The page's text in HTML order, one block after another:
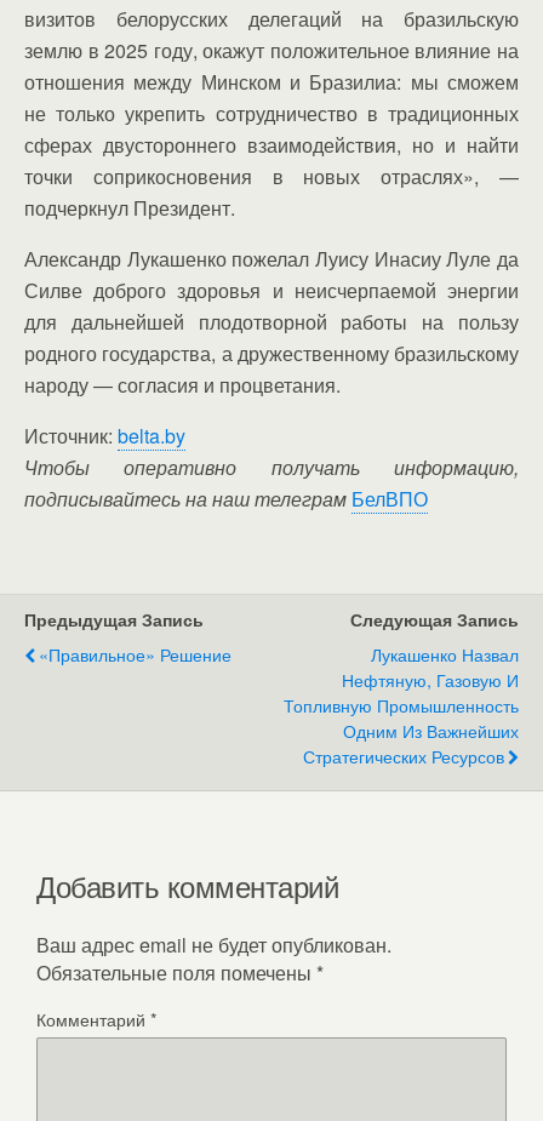
визитов белорусских делегаций на бразильскую
землю в 2025 году, окажут положительное влияние на
отношения между Минском и Бразилиа: мы сможем
не только укрепить сотрудничество в традиционных
сферах двустороннего взаимодействия, но и найти
точки соприкосновения в новых отраслях», —
подчеркнул Президент.
Александр Лукашенко пожелал Луису Инасиу Луле да
Силве доброго здоровья и неисчерпаемой энергии
для дальнейшей плодотворной работы на пользу
родного государства, а дружественному бразильскому
народу — согласия и процветания.
Источник: belta.by
Чтобы оперативно получать информацию,
подписывайтесь на наш телеграм БелВПО
Предыдущая Запись
«Правильное» Решение
Следующая Запись
Лукашенко Назвал
Нефтяную, Газовую И
Топливную Промышленность
Одним Из Важнейших
Стратегических Ресурсов
Добавить комментарий
Ваш адрес email не будет опубликован.
Обязательные поля помечены *
Комментарий *